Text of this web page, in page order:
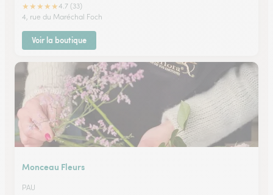
★★★★★4.7 (33)
4, rue du Maréchal Foch
Voir la boutique
Monceau Fleurs
PAU